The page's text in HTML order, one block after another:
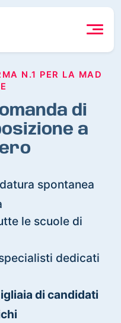
N.1 PER LA MAD
di
a
spontanea
le scuole di
dedicati
di candidati